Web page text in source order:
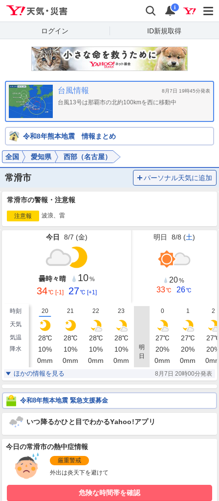
検索 通知
i
ログイン ID新規取得
台風情報 8月7日 19時45分発表
台風13号は那覇市の北約100kmを西に移動中
令和8年熊本地震 情報まとめ
全国 愛知県 西部（名古屋）
常滑市 パーソナル天気に追加
常滑市の警報・注意報
注意報 波浪、雷
今日 8/7 (金)
曇時々晴 10%
34℃ [-1] 27℃ [+1]
明日 8/8 (土)
20%
33℃ 26℃
時刻 20 21 22 23
明
日
0 1
2
天気
気温
28℃ 28℃ 28℃ 28℃ 27℃ 27℃ 27
降水 10% 10% 10% 10% 20% 20% 20
0mm 0mm 0mm 0mm 0mm 0mm 0
湿度 77 % 85% 86% 87
風
南東
4m/s
東南東
3m/s
東南東
3m/s
東南東
3m/s
東南東
3m/s
東南東
2m/s
東
2m/
ほかの情報を見る 8月7日 20時00分発表
令和8年熊本地震 緊急支援募金
いつ降るかひと目でわかるYahoo!アプリ
今日の常滑市の熱中症情報
厳重警戒
外出は炎天下を避けて
危険な時間帯を確認